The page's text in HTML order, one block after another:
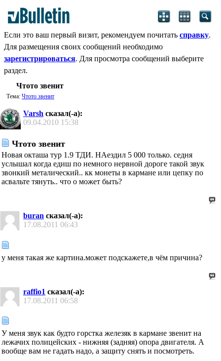
Если это ваш первый визит, рекомендуем почитать справку.
Для размещения своих сообщений необходимо
зарегистрироваться. Для просмотра сообщений выберите
раздел.
Чтото звенит
Тема: Чтото звенит
Varsh сказал(-а):
09.04.2010 15:38
Чтото звенит
Новая окташа тур 1.9 ТДИ. НАездил 5 000 только. седня
услышал когда едиш по немного нервной дороге такой звук
звонкий металический.. кк монеты в кармане или цепку по
асвальте тянуть.. что о может быть?
buran сказал(-а):
17.08.2011 06:43
у меня такая же картина.может подскажете,в чём причина?
raffio1 сказал(-а):
17.08.2011 06:58
У меня звук как будто горстка железяк в кармане звенит на
лежачих полицейских - нижняя (задняя) опора двигателя. А
вообще вам не гадать надо, а защиту снять и посмотреть.